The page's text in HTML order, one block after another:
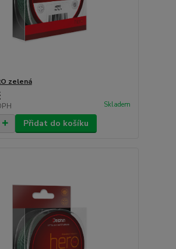
zelená
Skladem
Přidat do košíku